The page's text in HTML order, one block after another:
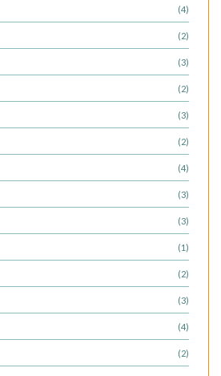
(4)
(2)
(3)
(2)
(3)
(2)
(4)
(3)
(3)
(1)
(2)
(3)
(4)
(2)